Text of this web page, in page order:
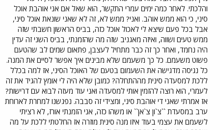
והלכתי. לאחר כמה ימים עמרי התקשר, הוא שאל אם אני אוהבת אוכל
סיני, כי הוא ממש אוהב. ואני? ממש לא, זה לא שאני שונאת אוכל סיני,
אבל בכל פעם שיצא לי לאכול אוכל כזה, בביס הראשון חשבתי שזה
ממש טעים ושווה, ואיזה מאגניב שזה מה שהזמנתי, בביס השני זה עדין
היה נחמד, ואחר כך זה כבר מתחיל לעצבן, פתאום שמים לב שהטעם
פשוט משעמם. כל כך משעמם שלא מבינים איך אפשר לסיים את המנה.
כל נגיסה מדגישה את השעמום בטעם של האוכל הסיני, אז למה בכלל
ללכת למסעדה סינית מההתחלה? כמובן שלא היה לי אומץ להגיד את זה
לעמרי, הוא רוצה להזמין אותי למסעדה ואני עוד מעזה לבוא עם דרישות?
אז אמרתי שאני די אוהבת סיני, ומצידי זה סבבה. נפגשנו למחרת לארוחת
ערב במסעדת ``צ`ון צ`אן`` או משהו כזה, אני הזמנתי אורז, לא רציתי
לשעמם את עצמי בעוד איזו מנה סינית מוזרה אז החלטתי ללכת על מה